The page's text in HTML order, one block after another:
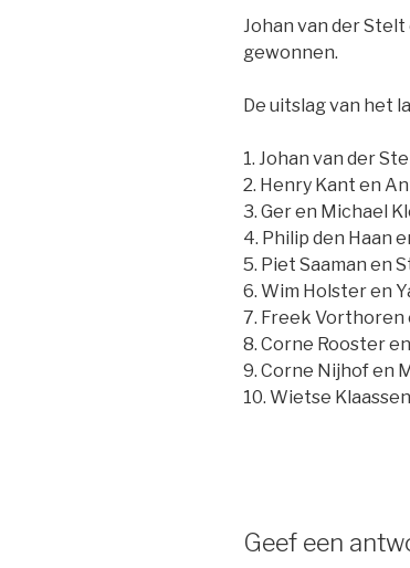
Johan van der
gewonnen.
De uitslag van het
1. Johan van der
2. Henry Kant en
3. Ger en Michael
4. Philip den Haan
5. Piet Saaman en
6. Wim Holster en
7. Freek Vorthoren
8. Corne Rooster
9. Corne Nijhof en
10. Wietse
Geef een